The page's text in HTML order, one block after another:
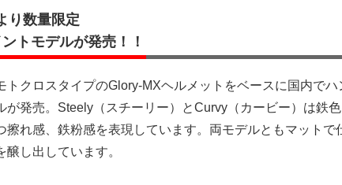
り数量限定
トモデルが発売！！
トクロスタイプのGlory-MXヘルメットをベースに国内で
が発売。Steely（スチーリー）とCurvy（カービー）は鉄
擦れ感、鉄粉感を表現しています。両モデルともマットで
醸し出しています。